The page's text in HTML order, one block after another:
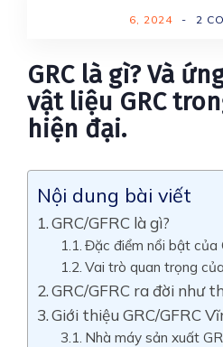
6, 2024
- 2
GRC là gì? Và
vật liệu GRC
hiện đại.
Nội dung bài viết
GRC/GFRC là gì?
Đặc điểm nổi bật của
Vai trò quan trọng
GRC/GFRC ra đời như
Giới thiệu GRC/GFRC
Nhà máy sản xuất